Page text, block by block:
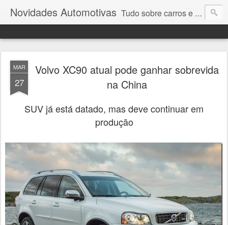
Novidades Automotivas Tudo sobre carros e motores
MAR
27
Volvo XC90 atual pode ganhar sobrevida
na China
SUV já está datado, mas deve continuar em
produção